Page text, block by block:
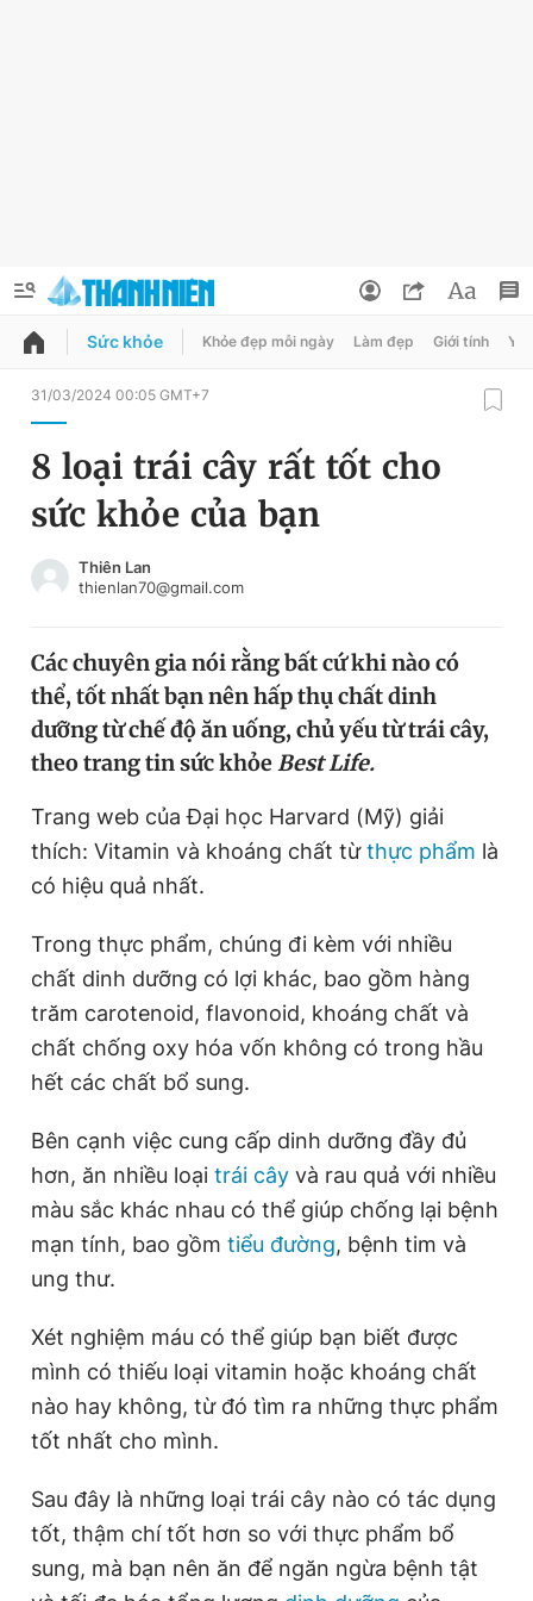
QUẢNG CÁO ĐẶT BÁO
Chuyên mục
Chuyên mục khác
Tin thị trường Tin 360
Video Magazine
Sản phẩm khác
Tiện ích
Thông tin tòa soạn Liên hệ quảng cáo
Đọc Thanh Niên trên điện thoại
Theo dõi báo trên
Hotline Liên hệ quảng cáo
0908 780 404
Đặt báo Quảng cáo
Tổng biên tập: Nguyễn Ngọc Toàn
Phó tổng biên tập: Lâm Hiếu Dũng
Phó tổng biên tập: Trần Việt Hưng
Tổng thư ký tòa soạn: Đức Trung
Đổi mật khẩu
Tin đã lưu
Tin đã xem
Đăng xuất
Sức khỏe Khỏe đẹp mỗi ngày Làm đẹp Giới tính Y
31/03/2024 00:05 GMT+7
8 loại trái cây rất tốt cho
sức khỏe của bạn
Thiên Lan
thienlan70@gmail.com
Các chuyên gia nói rằng bất cứ khi nào có
thể, tốt nhất bạn nên hấp thụ chất dinh
dưỡng từ chế độ ăn uống, chủ yếu từ trái cây,
theo trang tin sức khỏe Best Life.
Trang web của Đại học Harvard (Mỹ) giải
thích: Vitamin và khoáng chất từthực phẩm là
có hiệu quả nhất.
Trong thực phẩm, chúng đi kèm với nhiều
chất dinh dưỡng có lợi khác, bao gồm hàng
trăm carotenoid, flavonoid, khoáng chất và
chất chống oxy hóa vốn không có trong hầu
hết các chất bổ sung.
Bên cạnh việc cung cấp dinh dưỡng đầy đủ
hơn, ăn nhiều loại trái cây và rau quả với nhiều
màu sắc khác nhau có thể giúp chống lại bệnh
mạn tính, bao gồm tiểu đường, bệnh tim và
ung thư.
Xét nghiệm máu có thể giúp bạn biết được
mình có thiếu loại vitamin hoặc khoáng chất
nào hay không, từ đó tìm ra những thực phẩm
tốt nhất cho mình.
Sau đây là những loại trái cây nào có tác dụng
tốt, thậm chí tốt hơn so với thực phẩm bổ
sung, mà bạn nên ăn để ngăn ngừa bệnh tật